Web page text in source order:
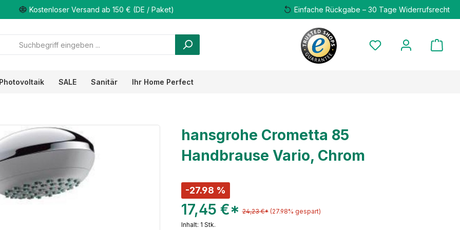
Kostenloser Versand ab 150 € (DE / Paket) Einfache Rückgabe – 30 Tage Widerrufsrecht
Photovoltaik SALE Sanitär Ihr Home Perfect
hansgrohe Crometta 85
Handbrause Vario, Chrom
-27.98 %
17,45 €* 24,23 €* (27.98% gespart)
Inhalt: 1 Stk.